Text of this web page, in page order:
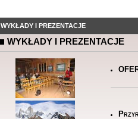
WYKŁADY I PREZENTACJE
WYKŁADY I PREZENTACJE